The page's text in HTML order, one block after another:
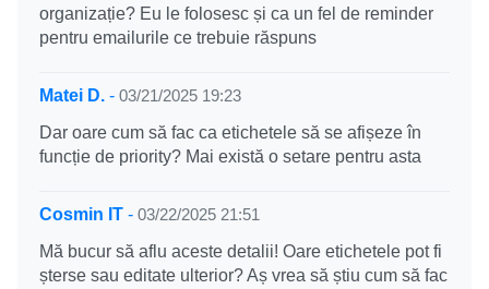
organizație? Eu le folosesc și ca un fel de reminder
pentru emailurile ce trebuie răspuns
Matei D. - 03/21/2025 19:23
Dar oare cum să fac ca etichetele să se afișeze în
funcție de priority? Mai există o setare pentru asta
Cosmin IT - 03/22/2025 21:51
Mă bucur să aflu aceste detalii! Oare etichetele pot fi
șterse sau editate ulterior? Aș vrea să știu cum să fac